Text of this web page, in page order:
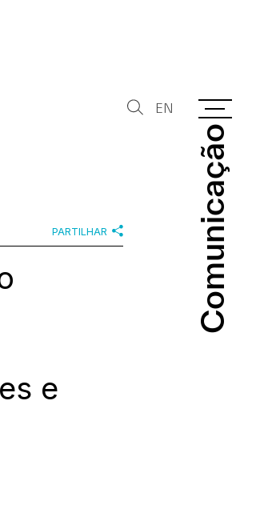
Comunicação
Comunicação
EN
PARTILHAR
e